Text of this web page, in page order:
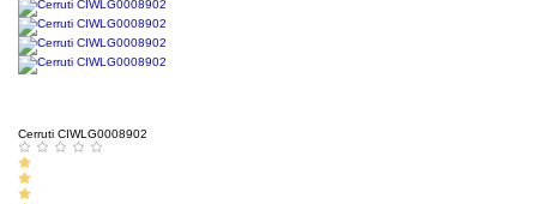
Cerruti CIWLG0008902